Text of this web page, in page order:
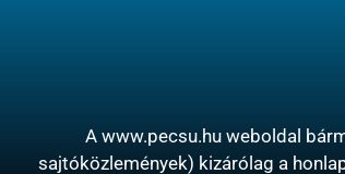
A www.pecsu.hu weboldal
sajtóközlemények) kizárólag a